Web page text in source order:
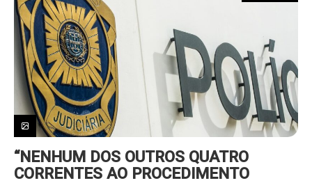
“NENHUM DOS OUTROS QUATRO
CORRENTES AO PROCEDIMENTO